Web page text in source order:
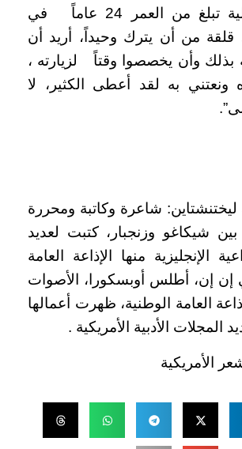
أدبية سواحيلية تبلغ من العمر 24 عاماً في
قلقة من أن يترك وحيداً، أريد أن
بذلك وأن يخصصوا وقتاً لزيارته ،
ونعتني به لقد أعطى الكثير، لا
ليختنشتاين: شاعرة وكاتبة ومحررة
شيكاغو وزنجبار، كتبت لعديد
الإنجليزية منها الإذاعة العامة
إن إن، أطلس أوبسكورا، الأصوات
العامة الوطنية، ظهرت أعمالها
المجلات الأدبية الأمريكية .
الأمريكية